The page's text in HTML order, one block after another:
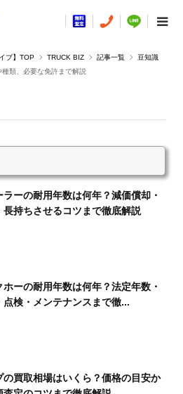
TRUCK BIZ 記事一覧
豆知識
類、必要な免許まで解説
ラーの耐用年数は何年？減価償却・
長持ちさせるコツまで徹底解説
ホーの耐用年数は何年？法定年数・
点検・メンテナンスまで徹...
の買取相場はいくら？価格の目安か